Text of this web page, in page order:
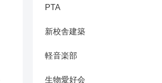
PTA
新校舎建築
軽音楽部
生物愛好会